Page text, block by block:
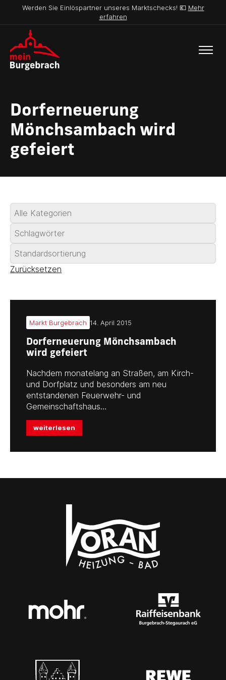
Werden Sie Einlöspartner unseres Marktschecks! 💶 Mehr
erfahren
Dorferneuerung
Mönchsambach wird
gefeiert
Zurücksetzen
Markt Burgebrach 14. April 2015
Dorferneuerung Mönchsambach
wird gefeiert
Nachdem monatelang an Straßen, am Kirch-
und Dorfplatz und besonders am neu
entstandenen Feuerwehr- und
Gemeinschaftshaus…
weiterlesen